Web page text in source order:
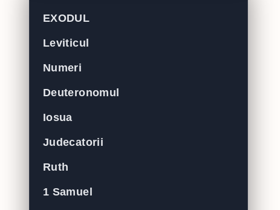
EXODUL
Leviticul
Numeri
Deuteronomul
Iosua
Judecatorii
Ruth
1 Samuel